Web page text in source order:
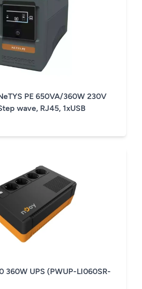
PE 650VA/360W 230V
wave, RJ45, 1xUSB
360W UPS (PWUP-LI060SR-